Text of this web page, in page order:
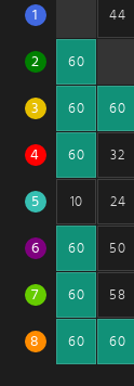
1 44
2 60
3 60 60
4 60 32
5 10 24
6 60 50
7 60 58
8 60 60